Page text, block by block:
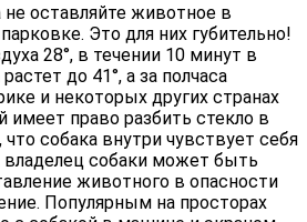
не оставляйте животное в
Это для них губительно!
28°, в течении 10 минут в
до 41°, а за полчаса
и некоторых других странах
право разбить стекло в
собака внутри чувствует себя
владелец собаки может быть
животного в опасности
Популярным на просторах